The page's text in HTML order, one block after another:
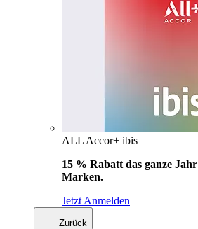
ALL Accor+ ibis
15 % Rabatt das ganze Jahr
Marken.
Jetzt Anmelden
Zurück